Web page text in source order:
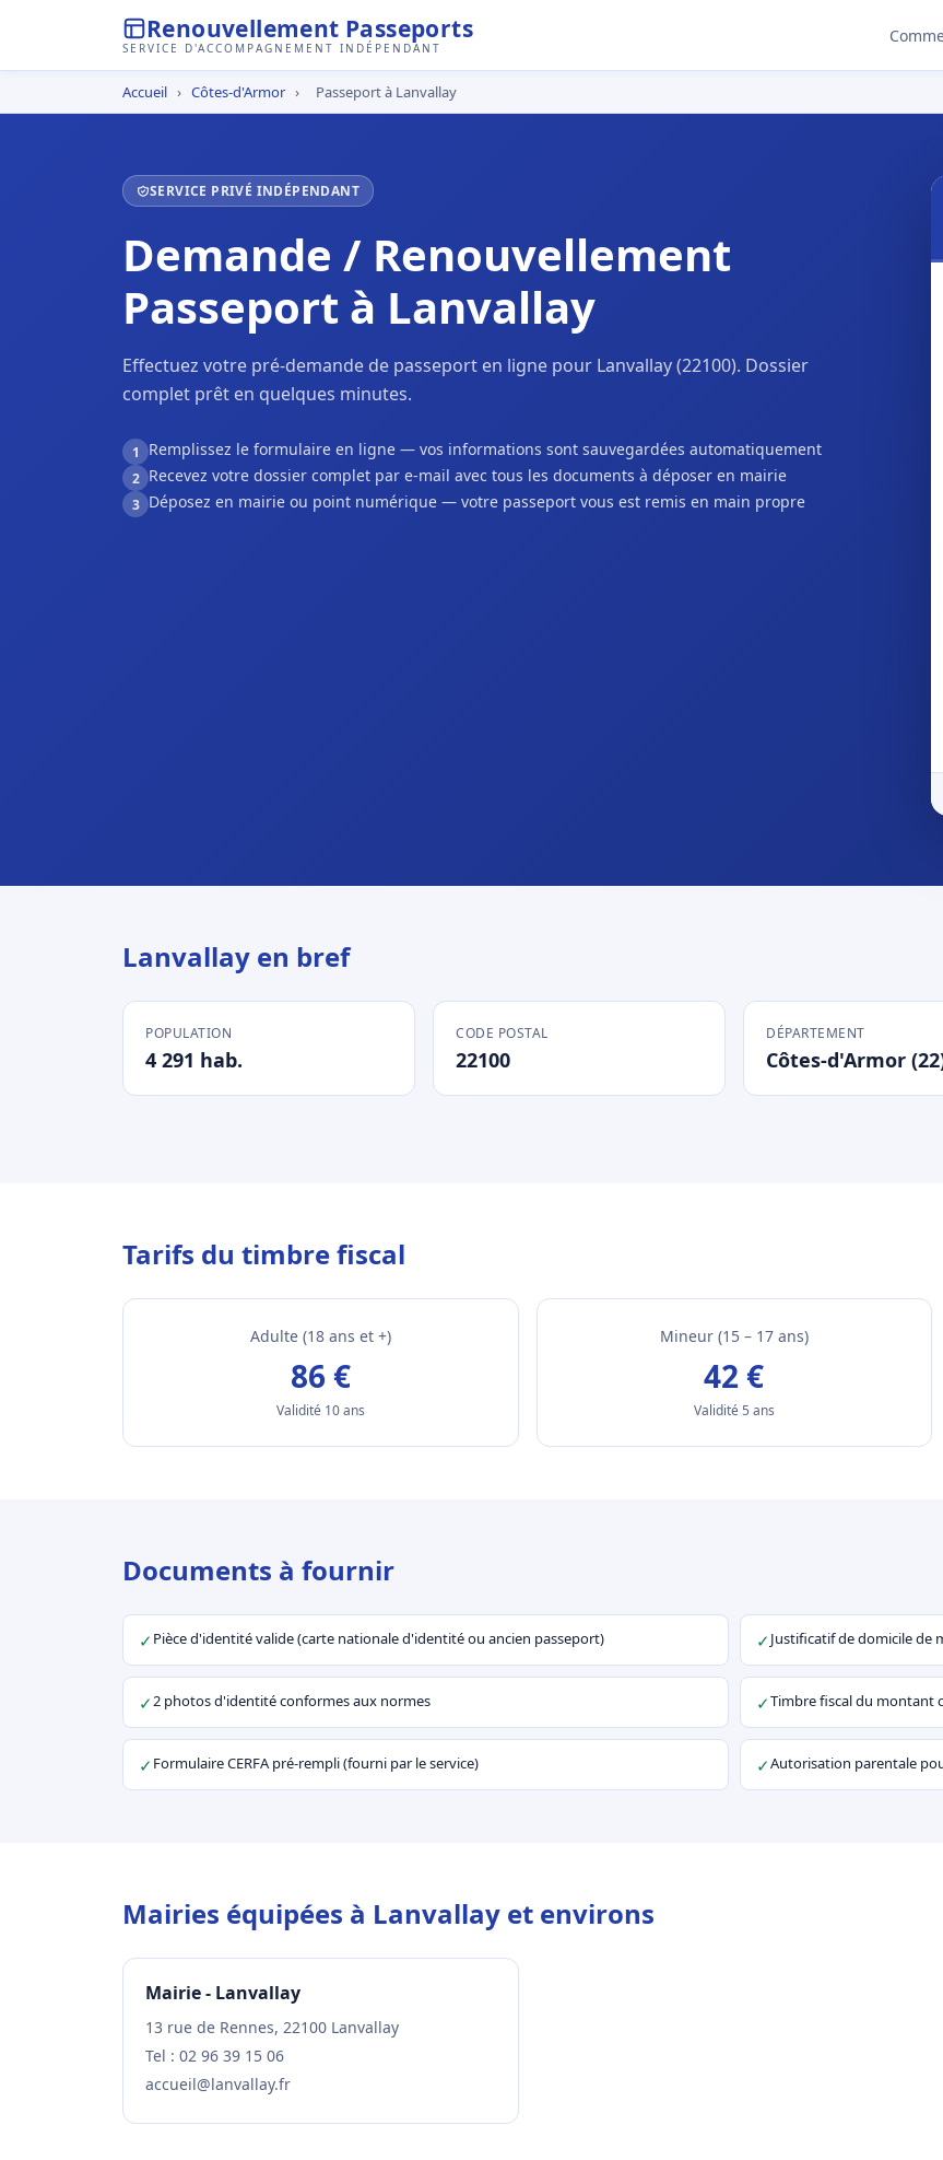
Renouvellement Passeports
SERVICE D'ACCOMPAGNEMENT INDÉPENDANT
Accueil › Côtes-d'Armor › Passeport à Lanvallay
SERVICE PRIVÉ INDÉPENDANT
Demande / Renouvellement
Passeport à Lanvallay
Effectuez votre pré-demande de passeport en ligne pour Lanvallay (22100). Dossier
complet prêt en quelques minutes.
1 Remplissez le formulaire en ligne — vos informations sont sauvegardées automatiquement
2 Recevez votre dossier complet par e-mail avec tous les documents à déposer en mairie
3 Déposez en mairie ou point numérique — votre passeport vous est remis en main propre
Lanvallay en bref
POPULATION
4 291 hab.
CODE POSTAL
22100
DÉPARTEMENT
Côtes-d'Armor
Tarifs du timbre fiscal
Adulte (18 ans et +)
86 €
Validité 10 ans
Mineur (15 – 17 ans)
42 €
Validité 5 ans
Documents à fournir
✓ Pièce d'identité valide (carte nationale d'identité ou ancien passeport) ✓Justificatif de domicile de
✓2 photos d'identité conformes aux normes ✓Timbre fiscal du montant
✓ Formulaire CERFA pré-rempli (fourni par le service) ✓Autorisation parentale
Mairies équipées à Lanvallay et environs
Mairie - Lanvallay
13 rue de Rennes, 22100 Lanvallay
Tel : 02 96 39 15 06
accueil@lanvallay.fr